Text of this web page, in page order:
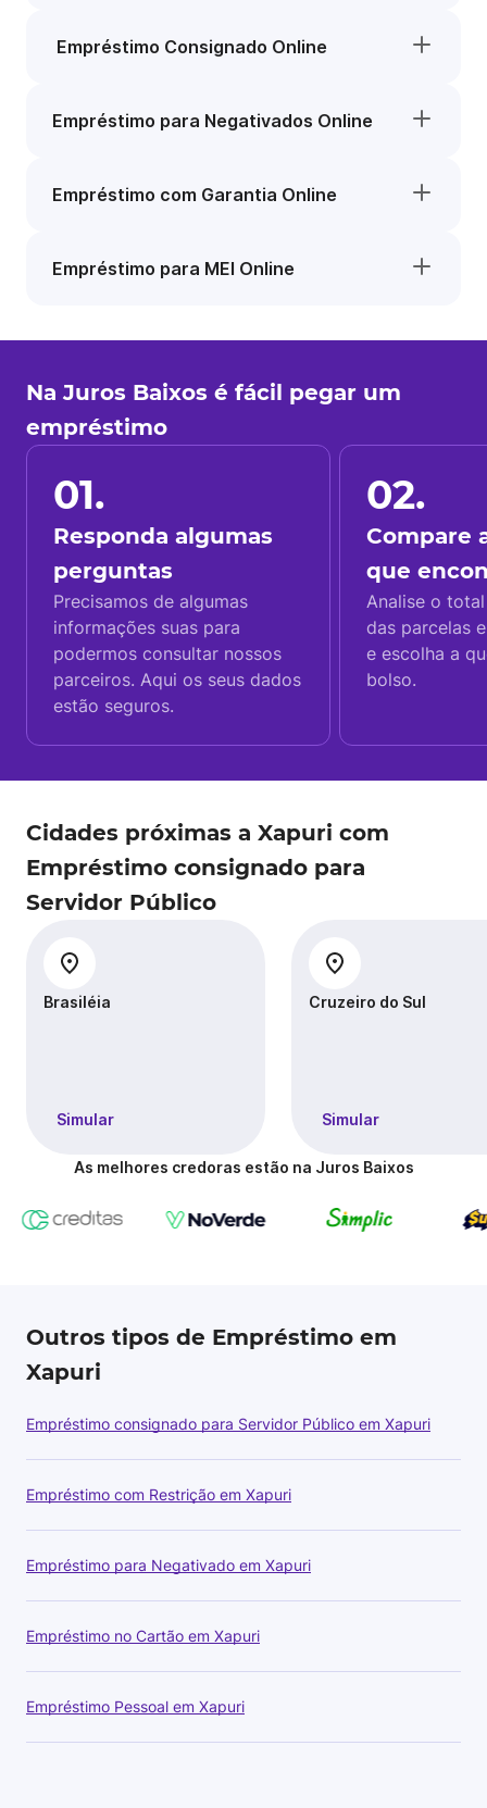
Empréstimo Consignado Online
Empréstimo para Negativados Online
Empréstimo com Garantia Online
Empréstimo para MEI Online
Na Juros Baixos é fácil pegar um
empréstimo
01.
Responda algumas
perguntas
Precisamos de algumas
informações suas para
podermos consultar nossos
parceiros. Aqui os seus dados
estão seguros.
02.
Compare
que
Analise o
das parcelas
e escolha a
bolso.
Cidades próximas a Xapuri com
Empréstimo consignado para
Servidor Público
Brasiléia
Simular
Cruzeiro do Sul
Simular
As melhores credoras estão na Juros Baixos
Outros tipos de Empréstimo em
Xapuri
Empréstimo consignado para Servidor Público em Xapuri
Empréstimo com Restrição em Xapuri
Empréstimo para Negativado em Xapuri
Empréstimo no Cartão em Xapuri
Empréstimo Pessoal em Xapuri